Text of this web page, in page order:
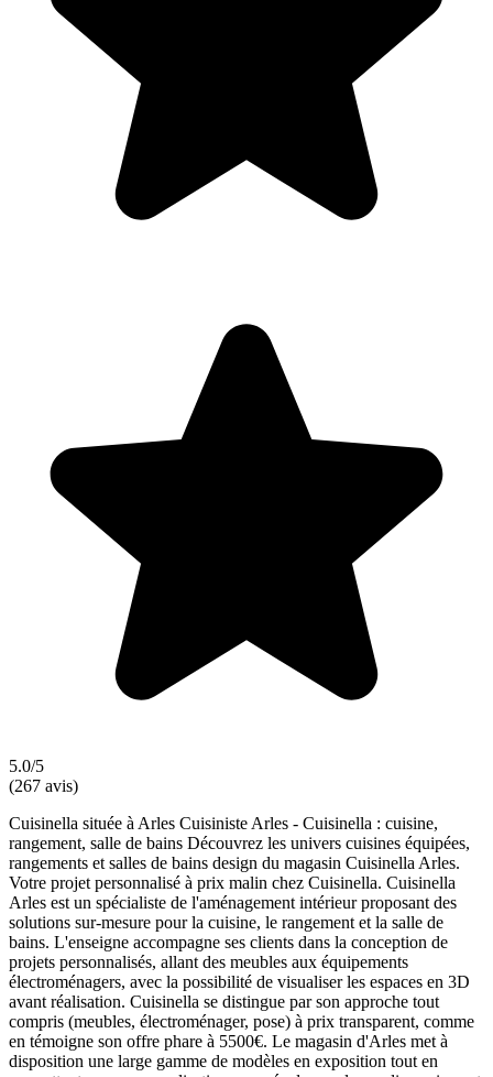
5.0/5
(267 avis)
Cuisinella située à Arles Cuisiniste Arles - Cuisinella : cuisine,
rangement, salle de bains Découvrez les univers cuisines équipées,
rangements et salles de bains design du magasin Cuisinella Arles.
Votre projet personnalisé à prix malin chez Cuisinella. Cuisinella
Arles est un spécialiste de l'aménagement intérieur proposant des
solutions sur-mesure pour la cuisine, le rangement et la salle de
bains. L'enseigne accompagne ses clients dans la conception de
projets personnalisés, allant des meubles aux équipements
électroménagers, avec la possibilité de visualiser les espaces en 3D
avant réalisation. Cuisinella se distingue par son approche tout
compris (meubles, électroménager, pose) à prix transparent, comme
en témoigne son offre phare à 5500€. Le magasin d'Arles met à
disposition une large gamme de modèles en exposition tout en